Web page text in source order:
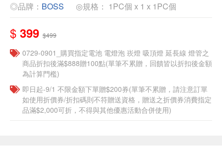
◎品牌： BOSS ◎規格： 1PC個 x 1 x 1PC個
$ 399 $499
0729-0901_購買指定電池 電燈泡 崁燈 吸頂燈 延長線 燈管之
商品折扣後滿$888贈100點(單筆不累贈，回饋皆以折扣後金額
為計算門檻)
即日起-9/1 不限金額下單贈$200券(單筆不累贈，請注意訂單
如使用折價券/折扣碼則不符贈送資格，贈送之折價券消費指定
品滿$2,000可折，不得與其他優惠活動合併使用)